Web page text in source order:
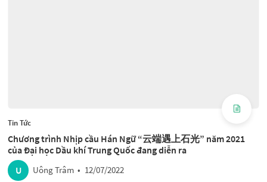
Tin Tức
Chương trình Nhịp cầu Hán Ngữ “云端遇上石光” năm 2021
của Đại học Dầu khí Trung Quốc đang diễn ra
U
Uông Trâm • 12/07/2022